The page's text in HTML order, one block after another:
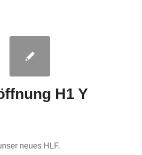
H1 Y
neues HLF.